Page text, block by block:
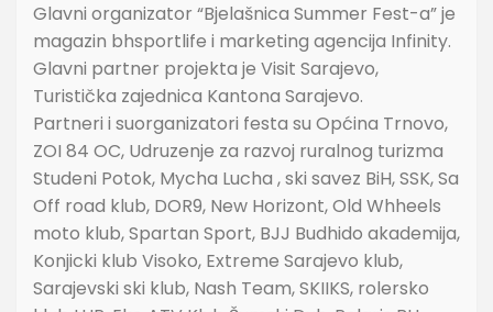
Glavni organizator “Bjelašnica Summer Fest-a” je
magazin bhsportlife i marketing agencija Infinity.
Glavni partner projekta je Visit Sarajevo,
Turistička zajednica Kantona Sarajevo.
Partneri i suorganizatori festa su Općina Trnovo,
ZOI 84 OC, Udruzenje za razvoj ruralnog turizma
Studeni Potok, Mycha Lucha , ski savez BiH, SSK, Sa
Off road klub, DOR9, New Horizont, Old Whheels
moto klub, Spartan Sport, BJJ Budhido akademija,
Konjicki klub Visoko, Extreme Sarajevo klub,
Sarajevski ski klub, Nash Team, SKIIKS, rolersko